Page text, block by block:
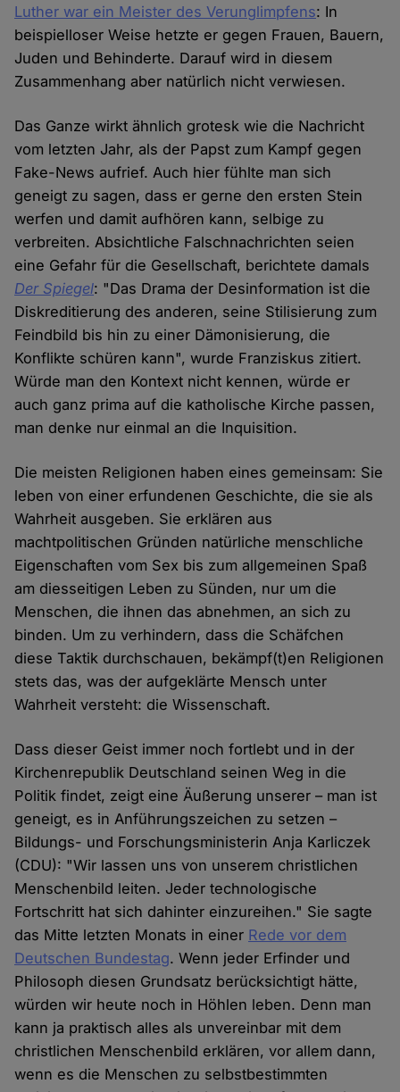
Luther war ein Meister des Verunglimpfens: In
beispielloser Weise hetzte er gegen Frauen, Bauern,
Juden und Behinderte. Darauf wird in diesem
Zusammenhang aber natürlich nicht verwiesen.
Das Ganze wirkt ähnlich grotesk wie die Nachricht
vom letzten Jahr, als der Papst zum Kampf gegen
Fake-News aufrief. Auch hier fühlte man sich
geneigt zu sagen, dass er gerne den ersten Stein
werfen und damit aufhören kann, selbige zu
verbreiten. Absichtliche Falschnachrichten seien
eine Gefahr für die Gesellschaft, berichtete damals
Der Spiegel: "Das Drama der Desinformation ist die
Diskreditierung des anderen, seine Stilisierung zum
Feindbild bis hin zu einer Dämonisierung, die
Konflikte schüren kann", wurde Franziskus zitiert.
Würde man den Kontext nicht kennen, würde er
auch ganz prima auf die katholische Kirche passen,
man denke nur einmal an die Inquisition.
Die meisten Religionen haben eines gemeinsam: Sie
leben von einer erfundenen Geschichte, die sie als
Wahrheit ausgeben. Sie erklären aus
machtpolitischen Gründen natürliche menschliche
Eigenschaften vom Sex bis zum allgemeinen Spaß
am diesseitigen Leben zu Sünden, nur um die
Menschen, die ihnen das abnehmen, an sich zu
binden. Um zu verhindern, dass die Schäfchen
diese Taktik durchschauen, bekämpf(t)en Religionen
stets das, was der aufgeklärte Mensch unter
Wahrheit versteht: die Wissenschaft.
Dass dieser Geist immer noch fortlebt und in der
Kirchenrepublik Deutschland seinen Weg in die
Politik findet, zeigt eine Äußerung unserer – man ist
geneigt, es in Anführungszeichen zu setzen –
Bildungs- und Forschungsministerin Anja Karliczek
(CDU): "Wir lassen uns von unserem christlichen
Menschenbild leiten. Jeder technologische
Fortschritt hat sich dahinter einzureihen." Sie sagte
das Mitte letzten Monats in einer Rede vor dem
Deutschen Bundestag. Wenn jeder Erfinder und
Philosoph diesen Grundsatz berücksichtigt hätte,
würden wir heute noch in Höhlen leben. Denn man
kann ja praktisch alles als unvereinbar mit dem
christlichen Menschenbild erklären, vor allem dann,
wenn es die Menschen zu selbstbestimmten